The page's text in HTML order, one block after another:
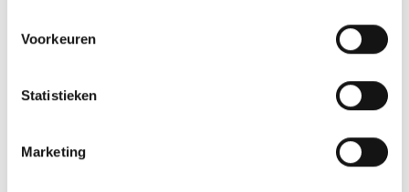
Voorkeuren
Statistieken
Marketing